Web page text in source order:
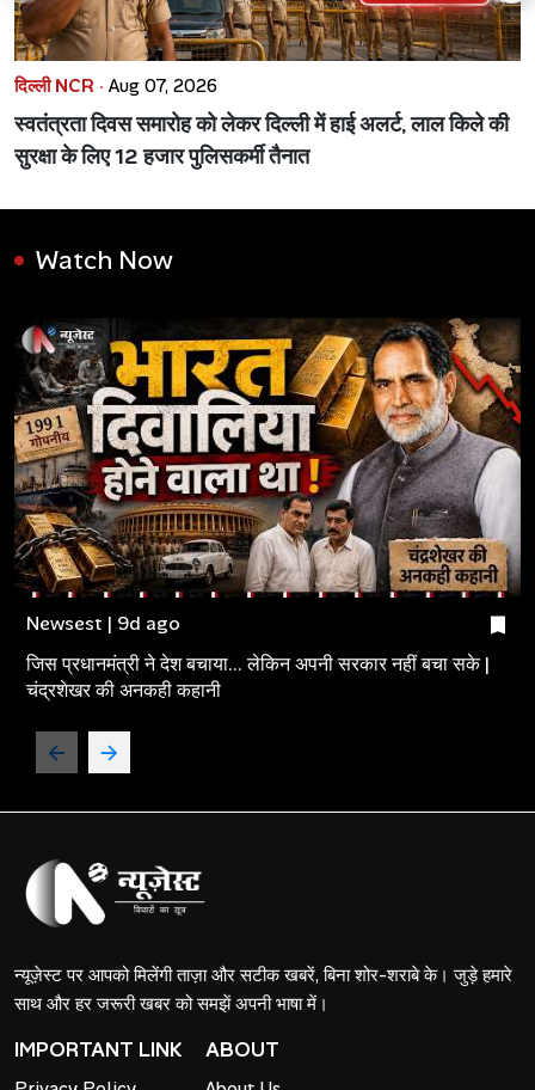
दिल्ली NCR · Aug 07, 2026
स्वतंत्रता दिवस समारोह को लेकर दिल्ली में हाई अलर्ट, लाल किले की
सुरक्षा के लिए 12 हजार पुलिसकर्मी तैनात
Watch Now
Newsest | 9d ago
जिस प्रधानमंत्री ने देश बचाया... लेकिन अपनी सरकार नहीं बचा सके |
चंद्रशेखर की अनकही कहानी
न्यूज़ेस्ट पर आपको मिलेंगी ताज़ा और सटीक खबरें, बिना शोर-शराबे के। जुड़े हमारे
साथ और हर जरूरी खबर को समझें अपनी भाषा में।
IMPORTANT LINK ABOUT